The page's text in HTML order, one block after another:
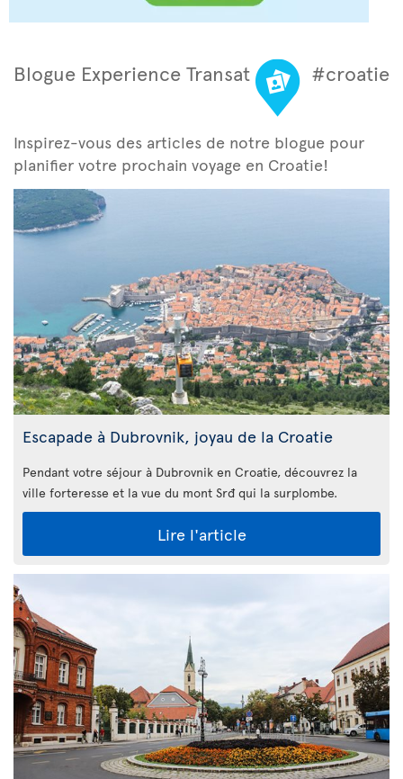
Blogue Experience Transat #croatie
Inspirez-vous des articles de notre blogue pour
planifier votre prochain voyage en Croatie!
Escapade à Dubrovnik, joyau de la Croatie
Pendant votre séjour à Dubrovnik en Croatie, découvrez la
ville forteresse et la vue du mont Srđ qui la surplombe.
Lire l'article